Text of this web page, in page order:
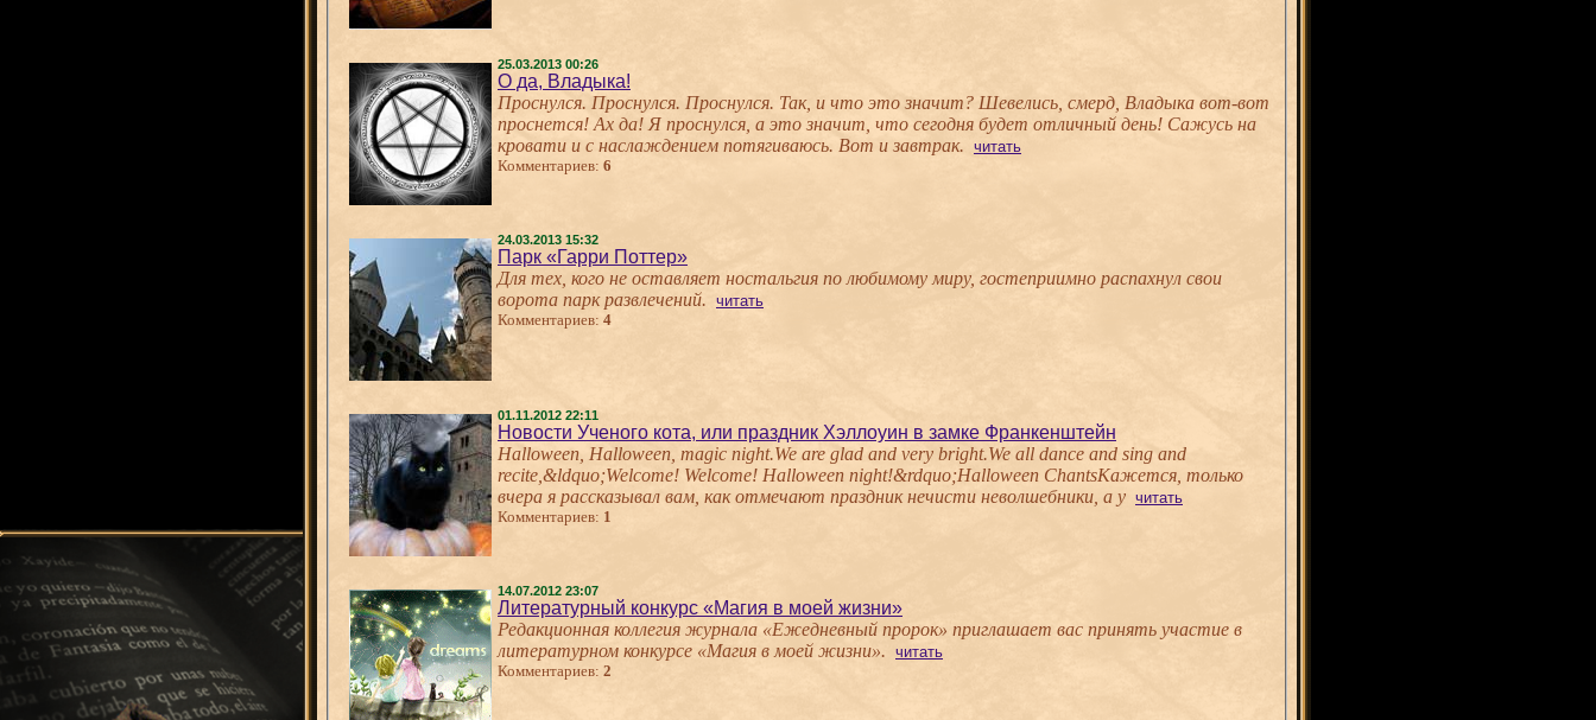
25.03.2013 00:26
О да, Владыка!
Проснулся. Проснулся. Проснулся. Так, и что это значит? Шевелись, смерд, Владыка вот-вот
проснется! Ах да! Я проснулся, а это значит, что сегодня будет отличный день! Сажусь на
кровати и с наслаждением потягиваюсь. Вот и завтрак. читать
Комментариев: 6
24.03.2013 15:32
Парк «Гарри Поттер»
Для тех, кого не оставляет ностальгия по любимому миру, гостеприимно распахнул свои
ворота парк развлечений. читать
Комментариев: 4
01.11.2012 22:11
Новости Ученого кота, или праздник Хэллоуин в замке Франкенштейн
Halloween, Halloween, magic night.We are glad and very bright.We all dance and sing and
recite,&ldquo;Welcome! Welcome! Halloween night!&rdquo;Halloween ChantsКажется, только
вчера я рассказывал вам, как отмечают праздник нечисти неволшебники, а у читать
Комментариев: 1
14.07.2012 23:07
Литературный конкурс «Магия в моей жизни»
Редакционная коллегия журнала «Ежедневный пророк» приглашает вас принять участие в
литературном конкурсе «Магия в моей жизни». читать
Комментариев: 2